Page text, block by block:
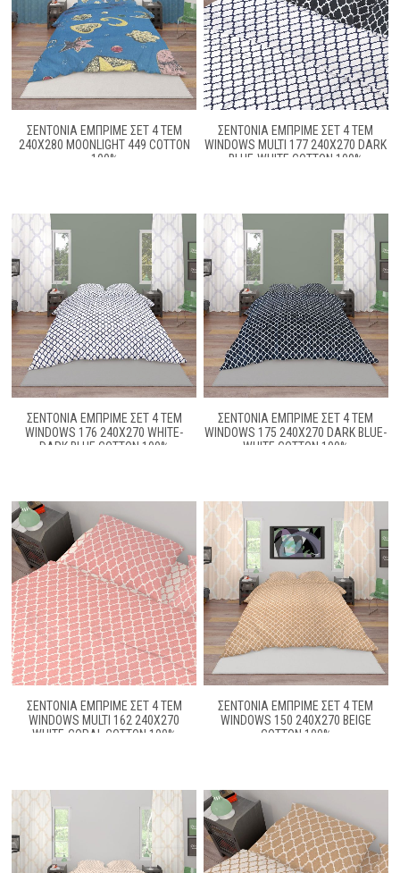
ΣΕΝΤΟΝΙΑ ΕΜΠΡΙΜΕ ΣΕΤ 4 ΤΕΜ
240X280 MOONLIGHT 449 COTTON
100%
ΣΕΝΤΟΝΙΑ ΕΜΠΡΙΜΕ ΣΕΤ 4 ΤΕΜ
WINDOWS MULTI 177 240X270 DARK
BLUE-WHITE COTTON 100%
ΣΕΝΤΟΝΙΑ ΕΜΠΡΙΜΕ ΣΕΤ 4 ΤΕΜ
WINDOWS 176 240X270 WHITE-
DARK BLUE COTTON 100%
ΣΕΝΤΟΝΙΑ ΕΜΠΡΙΜΕ ΣΕΤ 4 ΤΕΜ
WINDOWS 175 240X270 DARK BLUE-
WHITE COTTON 100%
ΣΕΝΤΟΝΙΑ ΕΜΠΡΙΜΕ ΣΕΤ 4 ΤΕΜ
WINDOWS MULTI 162 240X270
WHITE-CORAL COTTON 100%
ΣΕΝΤΟΝΙΑ ΕΜΠΡΙΜΕ ΣΕΤ 4 ΤΕΜ
WINDOWS 150 240X270 BEIGE
COTTON 100%